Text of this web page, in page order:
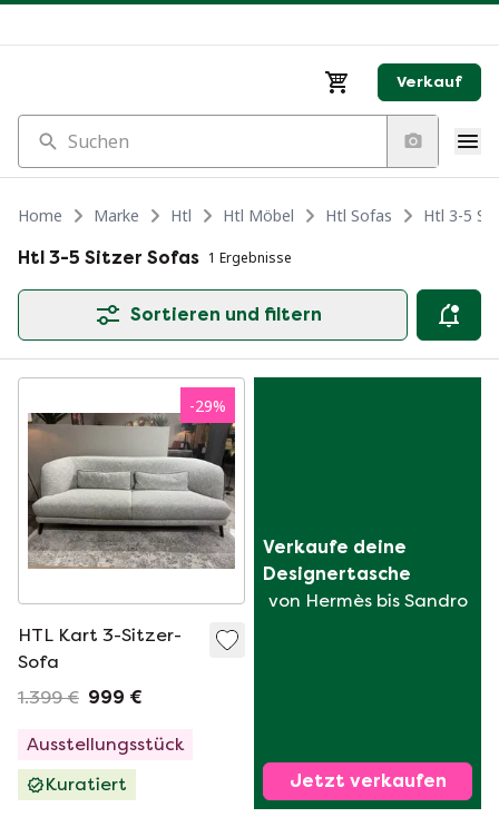
Verkauf
Suchen
Home Marke Htl Htl Möbel Htl Sofas
Htl 3-5
Htl 3-5 Sitzer Sofas 1 Ergebnisse
Sortieren und filtern
-29%
HTL Kart 3-Sitzer-
Sofa
1.399 € 999 €
Ausstellungsstück
Kuratiert
Verkaufe deine
Designertasche
von Hermès bis Sandro
Jetzt verkaufen